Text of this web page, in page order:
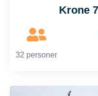
Krone
32 personer